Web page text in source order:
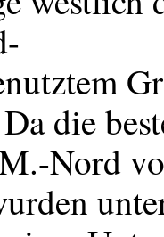
die
Nord